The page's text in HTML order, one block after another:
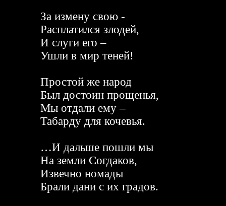
За измену свою -
Расплатился злодей,
И слуги его –
Ушли в мир теней!
Простой же народ
Был достоин прощенья,
Мы отдали ему –
Табарду для кочевья.
…И дальше пошли мы
На земли Согдаков,
Извечно номады
Брали дани с их градов.